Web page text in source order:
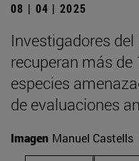
08 | 04 | 2025
Investigadores
recuperan más
especies
de evaluaciones
Imagen Manuel Castells